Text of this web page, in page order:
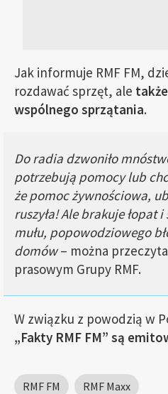
Jak informuje RMF FM,
rozdawać sprzęt, ale
wspólnego sprzątania.
Do radia dzwoniło
potrzebują pomocy lub
że pomoc żywnościowa,
ruszyła! Ale brakuje łopat
mułu, popowodziowego
domów– można
prasowym Grupy RMF.
W związku z powodzią w
„Fakty RMF FM” są
RMF FM RMF Maxx